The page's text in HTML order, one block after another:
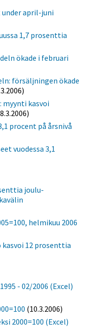
under april-juni
1,7 prosenttia
ökade i februari
försäljningen ökade
myynti kasvoi
procent på årsnivå
vuodessa 3,1
joulu-
helmikuu 2006
12 prosenttia
- 02/2006 (Excel)
(10.3.2006)
2000=100 (Excel)